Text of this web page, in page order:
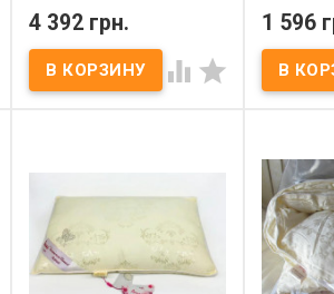
демисезонное (вес
1500 г) 160х220 см.
В наличии
100% шелк(волокна
тутового шелкопряда). Вес:
1,5 кг. Чехол: 100% хлопок
(жаккардовый сатин).
Производитель: Aonasi
(Китай). Описание:
Шелковое одеяло хорошо
впитывает влагу, не
4 392 грн.
 
В
Подушка
800 г.
50х70 см.
(Китай).
1 596